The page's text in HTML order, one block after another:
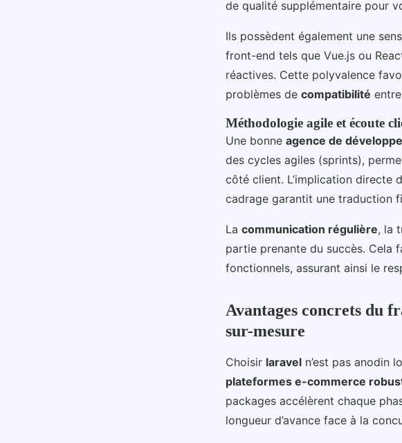
de qualité supplémentaire pour
Ils possèdent également une
front-end tels que Vue.js ou
réactives. Cette polyvalence
problèmes de compatibilité
Méthodologie agile et écoute
Une bonne agence de
des cycles agiles (sprints),
côté client. L’implication directe
cadrage garantit une traduction
La communication régulière, la
partie prenante du succès. Cela
fonctionnels, assurant ainsi le
Avantages concrets du
sur-mesure
Choisir laravel n’est pas anodin
plateformes e-commerce
packages accélèrent chaque
longueur d’avance face à la